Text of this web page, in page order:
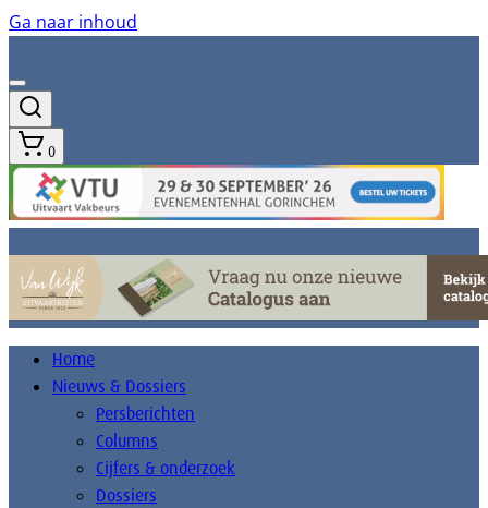
Ga naar inhoud
0
Home
Nieuws & Dossiers
Persberichten
Columns
Cijfers & onderzoek
Dossiers